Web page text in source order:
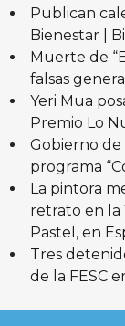
Publican
Bienestar |
Muerte de
falsas
Yeri Mua
Premio Lo
Gobierno de
programa
La pintora
retrato en la
Pastel, en
Tres
de la FESC